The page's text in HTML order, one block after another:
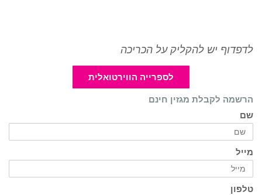
לדפדוף יש להקליק על הכריכה
לספרייה הווירטואלית
הרשמה לקבלת מגזין חינם
שם
מייל
טלפון